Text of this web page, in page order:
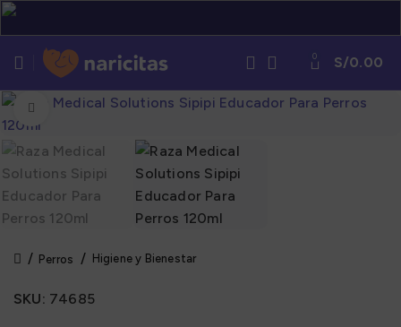
0 S/0.00
Click to enlarge
Perros Higiene y Bienestar
SKU: 74685